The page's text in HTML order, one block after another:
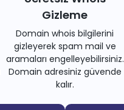
Gizleme
Domain whois bilgilerini
gizleyerek spam mail ve
aramaları engelleyebilirsiniz.
Domain adresiniz güvende
kalır.